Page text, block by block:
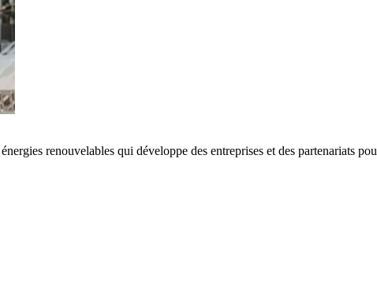
renouvelables qui développe des entreprises et des partenariats